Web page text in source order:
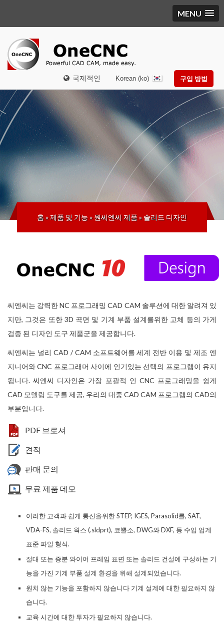
MENU
국제적인 구입 방법
Korean (ko)
홈»제품 및 기능» 원씨엔씨 제품» 솔리드 디자인
씨엔씨는 강력한 NC 프로그래밍 CAD CAM 솔루션에 대한 알려져 있
지만, 그것은 또한 3D 곡면 및 기계 부품 설계를위한 고체 등의 가게
검증 된 디자인 도구 제품군을 제공합니다.
씨엔씨는 널리 CAD / CAM 소프트웨어를 세계 전반 이용 및 제조 엔
지니어와 CNC 프로그래머 사이에 인기있는 선택의 프로그램이 유지
됩니다. 씨엔씨 디자인은 가장 포괄적 인 CNC 프로그래밍을 쉽게
CAD 모델링 도구를 제공, 우리의 대중 CAD CAM 프로그램의 CAD의
부분입니다.
PDF 브로셔
견적
판매 문의
무료 제품 데모
이러한 고객과 쉽게 통신을위한 STEP, IGES, Parasolid를, SAT,
VDA-FS, 솔리드 웍스 (.sldprt), 코뿔소, DWG와 DXF, 등 수입 업계
표준 파일 형식.
절대 또는 증분 와이어 프레임 표면 또는 솔리드 건설에 구성하는 기
능을 가진 기계 부품 설계 환경을 위해 설계되었습니다.
원치 않는 기능을 포함하지 않습니다 기계 설계에 대한 필요하지 않
습니다.
교육 시간에 대한 투자가 필요하지 않습니다.